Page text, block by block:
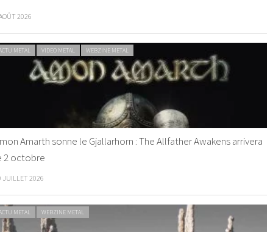
2026
METAL VIDEO METAL WEBZINE METAL
Amarth sonne le Gjallarhorn : The Allfather Awakens arrivera
2 octobre
JUILLET 2026
METAL WEBZINE METAL